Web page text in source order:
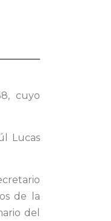
cuyo
Lucas
de la
del